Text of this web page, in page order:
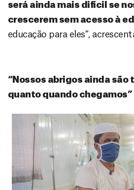
será ainda mais difícil se
crescerem sem acesso à
educação para eles”,
“Nossos abrigos ainda são
quanto quando chegamos”